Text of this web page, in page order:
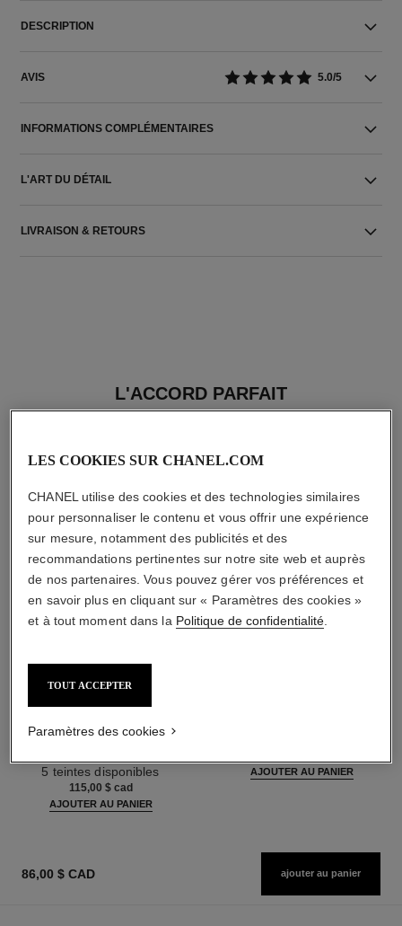
DESCRIPTION
AVIS 5.0/5
INFORMATIONS COMPLÉMENTAIRES
L'ART DU DÉTAIL
LIVRAISON & RETOURS
L'ACCORD PARFAIT
ensoleillée
Harmonie de Trois Poudres
Blush et Enlumineur. Visage,
Cou et Décolleté. Maxi Format
Réf. 186362
5 teintes disponibles
115,00 $ cad
AJOUTER AU PANIER
AJOUTER AU PANIER
86,00 $ CAD ajouter au panier
LES COOKIES SUR CHANEL.COM
CHANEL utilise des cookies et des technologies similaires
pour personnaliser le contenu et vous offrir une expérience
sur mesure, notamment des publicités et des
recommandations pertinentes sur notre site web et auprès
de nos partenaires. Vous pouvez gérer vos préférences et
en savoir plus en cliquant sur « Paramètres des cookies »
et à tout moment dans la Politique de confidentialité.
TOUT ACCEPTER
Paramètres des cookies